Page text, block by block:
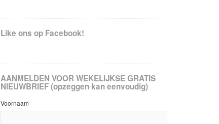
Like ons op Facebook!
AANMELDEN VOOR WEKELIJKSE GRATIS
NIEUWBRIEF (opzeggen kan eenvoudig)
Voornaam